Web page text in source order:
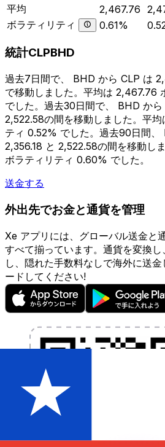
平均
2,467.76
ボラティリティ
0.61%
統計CLPBHD
過去7日間で、 BHD から CLP は
で移動しました。平均は 2,467.76
でした。過去30日間で、 BHD か
2,522.58の間を移動しました。平
ティ 0.52% でした。過去90日間、
2,356.18 と 2,522.58の間を移動し
ボラティリティ 0.60% でした。
送金する
外出先でお金と通貨を管理
Xe アプリには、グローバル送金と
すべて揃っています。通貨を変換
し、隠れた手数料なしで海外に送
ードしてください!